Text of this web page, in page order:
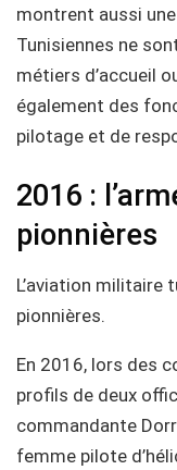
montrent aussi
Tunisiennes ne
métiers d’accueil
également des
pilotage et de
2016 :
pionnières
L’aviation militaire
pionnières.
En 2016, lors des
profils de deux
commandante
femme pilote